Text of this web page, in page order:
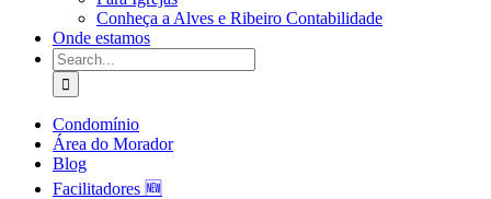
Conheça a Alves e Ribeiro Contabilidade
Onde estamos
Search
for:
Condomínio
Área do Morador
Blog
Facilitadores 🆕